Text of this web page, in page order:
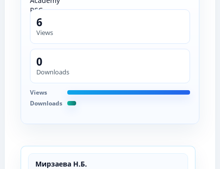
Мирзаева Н.Б.
6
Views
0
Downloads
Views
Downloads